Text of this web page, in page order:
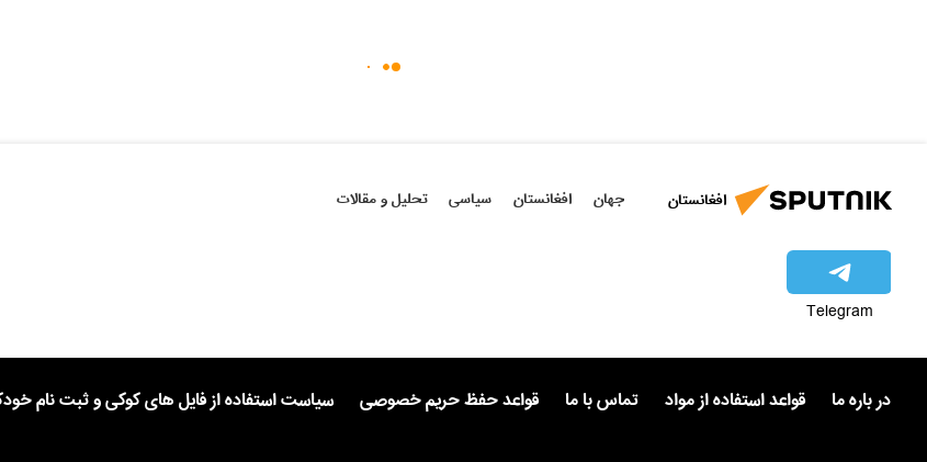
افغانستان جهان افغانستان سیاسی تحلیل و مقالات
Telegram
در باره ما قواعد استفاده از مواد تماس با ما قواعد حفظ حریم خصوصی سیاست استفاده از فایل های کوکی و ثبت نام